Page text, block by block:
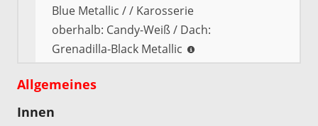
Blue Metallic / / Karosserie
oberhalb: Candy-Weiß / Dach:
Grenadilla-Black Metallic
Allgemeines
Innen